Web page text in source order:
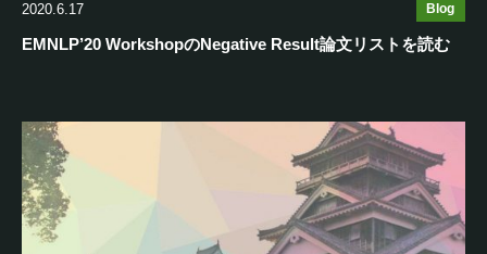
2020.6.17 Blog
EMNLP’20 WorkshopのNegative Result論文リストを読む